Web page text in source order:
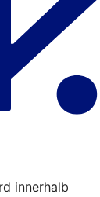
innerhalb